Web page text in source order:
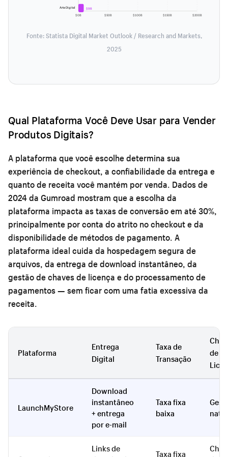
$0B $50B $100B $150B $200B
Arte Digital $9B
Fonte: Statista Digital Market Outlook / Research and Markets,
2025
Qual Plataforma Você Deve Usar para Vender
Produtos Digitais?
A plataforma que você escolhe determina sua
experiência de checkout, a confiabilidade da entrega e
quanto de receita você mantém por venda. Dados de
2024 da Gumroad mostram que a escolha da
plataforma impacta as taxas de conversão em até 30%,
principalmente por conta do atrito no checkout e da
disponibilidade de métodos de pagamento. A
plataforma ideal cuida da hospedagem segura de
arquivos, da entrega de download instantâneo, da
gestão de chaves de licença e do processamento de
pagamentos — sem ficar com uma fatia excessiva da
receita.
Plataforma
Entrega
Digital
Taxa de
Transação
de
LaunchMyStore
Download
instantâneo
+ entrega
por e-mail
Taxa fixa
baixa
Links de
Taxa fixa